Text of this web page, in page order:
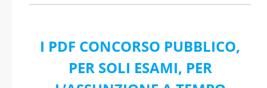
I PDF CONCORSO PUBBLICO,
PER SOLI ESAMI, PER